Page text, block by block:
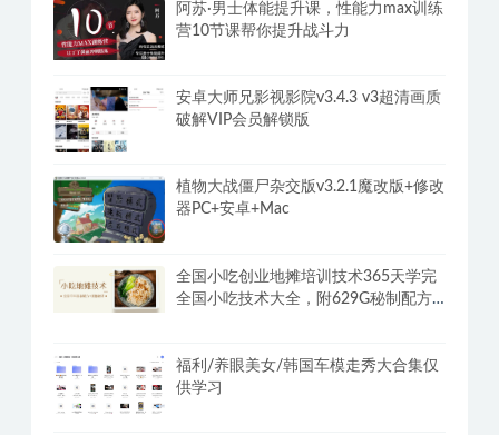
阿苏·男士体能提升课，性能力max训练
营10节课帮你提升战斗力
安卓大师兄影视影院v3.4.3 v3超清画质
破解VIP会员解锁版
植物大战僵尸杂交版v3.2.1魔改版+修改
器PC+安卓+Mac
全国小吃创业地摊培训技术365天学完
全国小吃技术大全，附629G秘制配方
福利/养眼美女/韩国车模走秀大合集仅
供学习